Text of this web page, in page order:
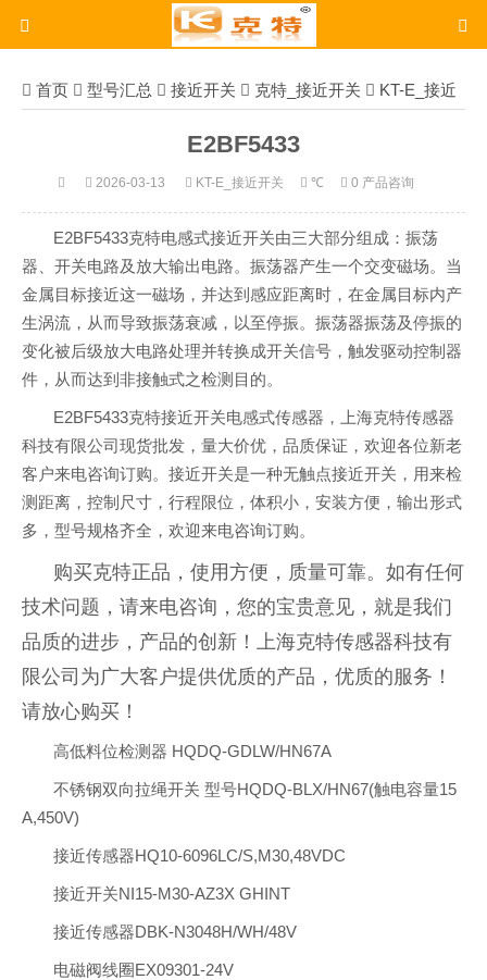
首页 型号汇总 接近开关 克特_接近开关 KT-E_接近
E2BF5433
2026-03-13 KT-E_接近开关 ℃ 0 产品咨询
E2BF5433克特电感式接近开关由三大部分组成：振荡
器、开关电路及放大输出电路。振荡器产生一个交变磁场。当
金属目标接近这一磁场，并达到感应距离时，在金属目标内产
生涡流，从而导致振荡衰减，以至停振。振荡器振荡及停振的
变化被后级放大电路处理并转换成开关信号，触发驱动控制器
件，从而达到非接触式之检测目的。
E2BF5433克特接近开关电感式传感器，上海克特传感器
科技有限公司现货批发，量大价优，品质保证，欢迎各位新老
客户来电咨询订购。接近开关是一种无触点接近开关，用来检
测距离，控制尺寸，行程限位，体积小，安装方便，输出形式
多，型号规格齐全，欢迎来电咨询订购。
购买克特正品，使用方便，质量可靠。如有任何
技术问题，请来电咨询，您的宝贵意见，就是我们
品质的进步，产品的创新！上海克特传感器科技有
限公司为广大客户提供优质的产品，优质的服务！
请放心购买！
高低料位检测器 HQDQ-GDLW/HN67A
不锈钢双向拉绳开关 型号HQDQ-BLX/HN67(触电容量15
A,450V)
接近传感器HQ10-6096LC/S,M30,48VDC
接近开关NI15-M30-AZ3X GHINT
接近传感器DBK-N3048H/WH/48V
电磁阀线圈EX09301-24V